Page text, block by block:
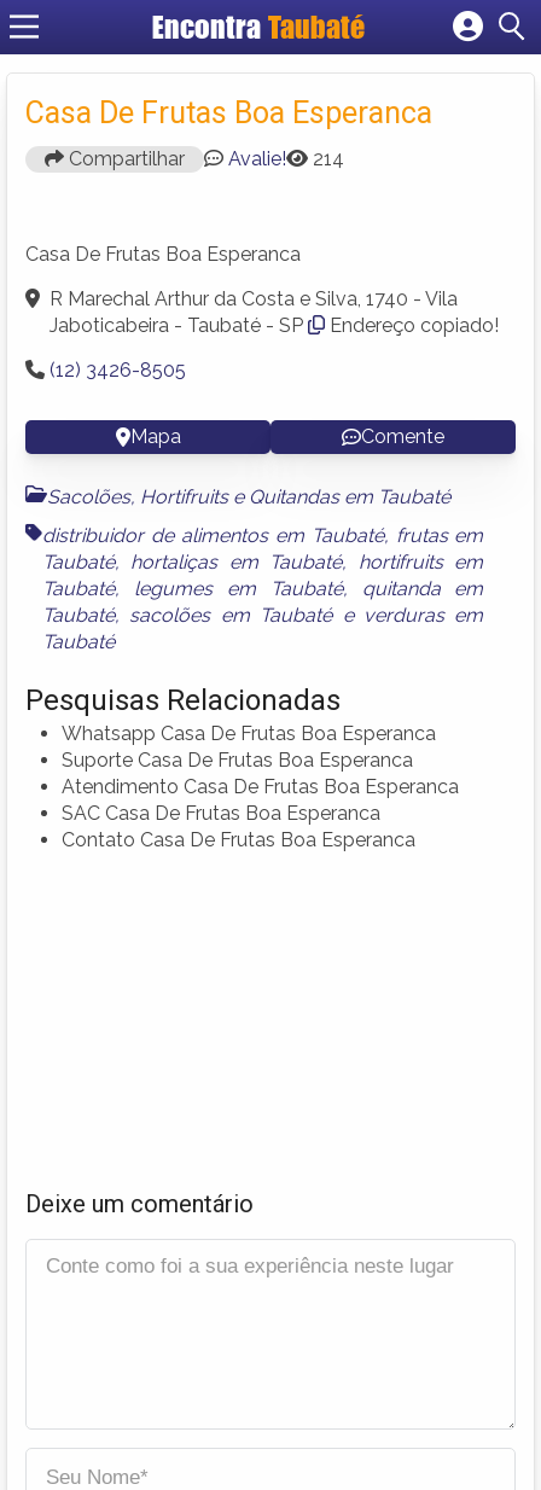
EncontraTaubaté
Cadastrar empresa
Criar conta
Casa De Frutas Boa Esperanca
Compartilhar Avalie! 214
Casa De Frutas Boa Esperanca
R Marechal Arthur da Costa e Silva, 1740 - Vila
Jaboticabeira - Taubaté - SP
Endereço copiado!
(12) 3426-8505
Mapa Comente
Sacolões, Hortifruits e Quitandas em Taubaté
distribuidor de alimentos em Taubaté, frutas em
Taubaté, hortaliças em Taubaté, hortifruits em
Taubaté, legumes em Taubaté, quitanda em
Taubaté, sacolões em Taubatée verduras em
Taubaté
Pesquisas Relacionadas
Whatsapp Casa De Frutas Boa Esperanca
Suporte Casa De Frutas Boa Esperanca
Atendimento Casa De Frutas Boa Esperanca
SAC Casa De Frutas Boa Esperanca
Contato Casa De Frutas Boa Esperanca
Deixe um comentário